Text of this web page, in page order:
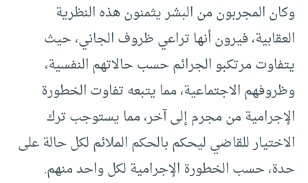
وكان المجربون من البشر يثمنون هذه النظرية
العقابية، فيرون أنها تراعي ظروف الجاني، حيث
يتفاوت مرتكبو الجرائم حسب حالاتهم النفسية،
وظروفهم الاجتماعية، مما يتبعه تفاوت الخطورة
الإجرامية من مجرم إلى آخر، مما يستوجب ترك
الاختيار للقاضي ليحكم بالحكم الملائم لكل حالة على
حدة، حسب الخطورة الإجرامية لكل واحد منهم.